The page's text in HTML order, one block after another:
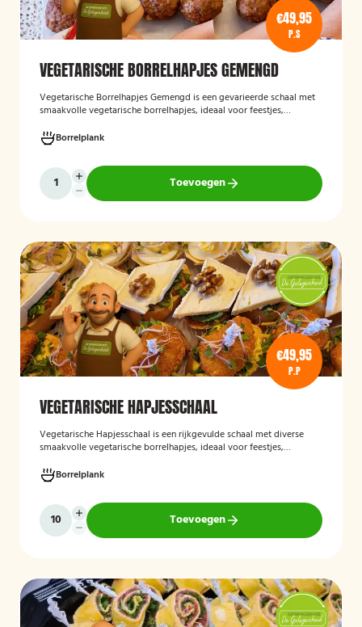
€49,95
P.S
VEGETARISCHE BORRELHAPJES GEMENGD
Vegetarische Borrelhapjes Gemengd is een gevarieerde schaal met
smaakvolle vegetarische borrelhapjes, ideaal voor feestjes,
feestelijke mix van vegetarische lekkernijen die geschikt zijn voor
zowel vegetariërs als andere gasten.
Borrelplank
Toevoegen
€49,95
P.P
VEGETARISCHE HAPJESSCHAAL
Vegetarische Hapjesschaal is een rijkgevulde schaal met diverse
smaakvolle vegetarische borrelhapjes, ideaal voor feestjes,
een gevarieerde selectie van vegetarische lekkernijen die direct
klaar zijn om te serveren en geschikt zijn voor gasten die bewust of
volledig vegetarisch eten.
Borrelplank
Toevoegen